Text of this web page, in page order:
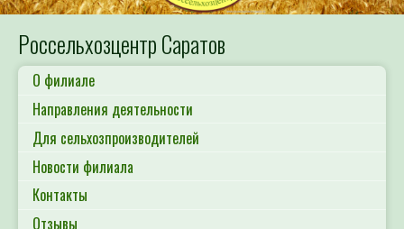
Россельхозцентр Саратов
О филиале
Направления деятельности
Для сельхозпроизводителей
Новости филиала
Контакты
Отзывы